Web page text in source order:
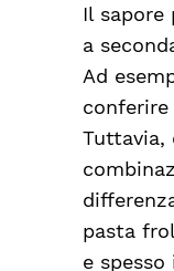
Il sapore
a
Ad
Tuttavia,
pasta
e